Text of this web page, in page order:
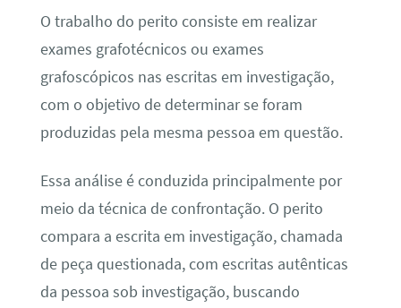
O trabalho do perito consiste em realizar
exames grafotécnicos ou exames
grafoscópicos nas escritas em investigação,
com o objetivo de determinar se foram
produzidas pela mesma pessoa em questão.
Essa análise é conduzida principalmente por
meio da técnica de confrontação. O perito
compara a escrita em investigação, chamada
de peça questionada, com escritas autênticas
da pessoa sob investigação, buscando